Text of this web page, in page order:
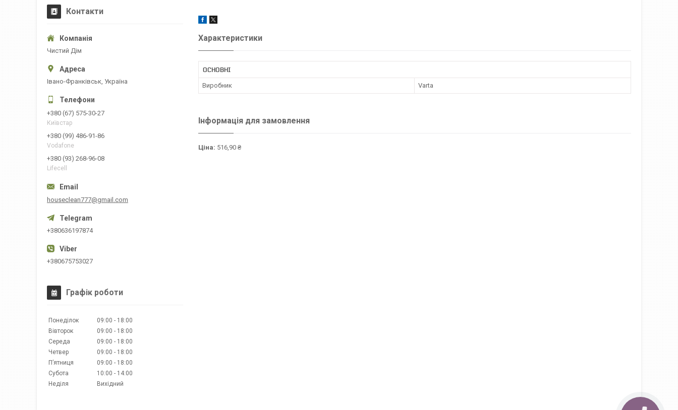
Характеристики
ОСНОВНІ
Виробник Varta
Інформація для замовлення
Ціна: 516,90 ₴
Контакти
Чистий Дім
Івано-Франківськ, Україна
+380 (67) 575-30-27
Київстар
+380 (99) 486-91-86
Vodafone
+380 (93) 268-96-08
Lifecell
houseclean777@gmail.com
+380636197874
+380675753027
Графік роботи
Понеділок 09:00
18:00
Вівторок
09:00
18:00
Середа
09:00
18:00
Четвер
09:00
18:00
Пʼятниця
09:00
18:00
Субота
10:00
14:00
Неділя
Вихідний